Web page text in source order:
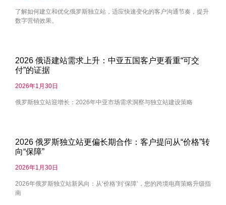
了解如何建立和优化俄罗斯独立站，适应快速变化的客户沟通节奏，提升
数字营销效果。
2026 俄语建站需求上升：中亚五国客户更看重“可交
付”的证据
2026年1月30日
俄罗斯独立站迎增长：2026年中亚市场需求洞察与独立站建设策略
2026 俄罗斯独立站更偏长期合作：客户提问从“价格”转
向“保障”
2026年1月30日
2026年俄罗斯独立站新风向：从‘价格’到‘保障’，您的跨境电商策略升级指
南